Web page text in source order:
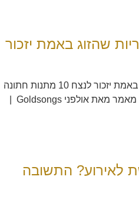
שהזוג באמת יזכור
10 מתנות חתונה מקוריות שהזוג באמת יזכור לנצח 10 מתנות חתונה
לאירוע? התשובה